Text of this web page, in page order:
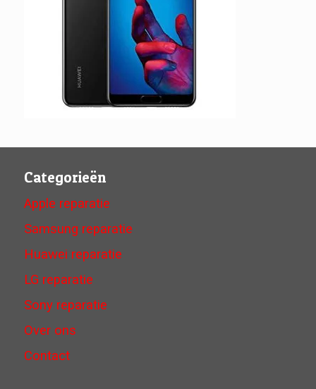
Categorieën
Apple reparatie
Samsung reparatie
Huawei reparatie
LG reparatie
Sony reparatie
Over ons
Contact